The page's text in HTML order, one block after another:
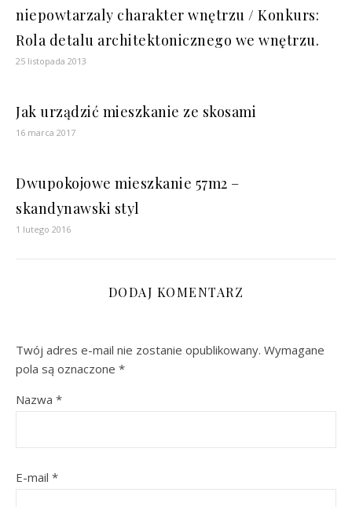
niepowtarzaly charakter wnętrzu / Konkurs:
Rola detalu architektonicznego we wnętrzu.
25 listopada 2013
Jak urządzić mieszkanie ze skosami
16 marca 2017
Dwupokojowe mieszkanie 57m2 –
skandynawski styl
1 lutego 2016
DODAJ KOMENTARZ
Twój adres e-mail nie zostanie opublikowany. Wymagane
pola są oznaczone *
Nazwa *
E-mail *